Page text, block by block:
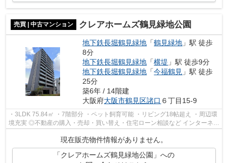
売買 | 中古マンション クレアホームズ鶴見緑地公園
地下鉄長堀鶴見緑地 「鶴見緑地 」駅 徒歩
8分
地下鉄長堀鶴見緑地 「横堤 」駅 徒歩9分
地下鉄長堀鶴見緑地 「今福鶴見 」駅 徒歩
25分
築6年 / 14階建
大阪府大阪市鶴見区諸口 ６丁目15-9
・3LDK 75.84㎡ ・7階部分 ・ペット飼育可能 ・リビング18帖超え ・周辺環
境充実 ◎不動産の購入・売却・買い替え・住宅ローン相談など インターネッ
トに掲載されていない物件もござい...
現在販売物件情報がありません。
「クレアホームズ鶴見緑地公園」への